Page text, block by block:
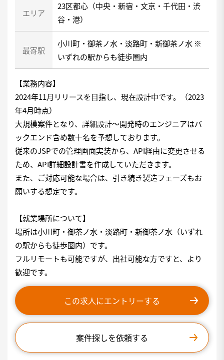
エリア
23区都心（中央・新宿・文京・千代田・渋
谷・港）
最寄駅
小川町・御茶ノ水・淡路町・新御茶ノ水 ※
いずれの駅からも徒歩圏内
【業務内容】
2024年11月リリースを目指し、現在設計中です。（2023
年4月時点）
大規模案件となり、詳細設計～開発時のエンジニアはバ
ックエンド含め数十名を予想しております。
従来のJSPでの管理画面実装から、API経由に変更させる
ため、API詳細設計書を作成していただきます。
また、ご対応可能な場合は、引き続き製造フェーズもお
願いする想定です。
【就業場所について】
場所は小川町・御茶ノ水・淡路町・新御茶ノ水（いずれ
の駅からも徒歩圏内）です。
フルリモートも可能ですが、出社可能な方ですと、より
歓迎です。
この求人にエントリーする
案件探しを依頼する